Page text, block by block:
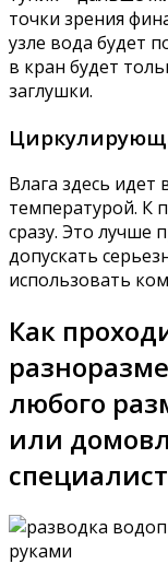
точки зрения
узле вода будет
в кран будет
заглушки.
Влага здесь идет
температурой. К
сразу. Это лучше
допускать
использовать
Как
любого
или